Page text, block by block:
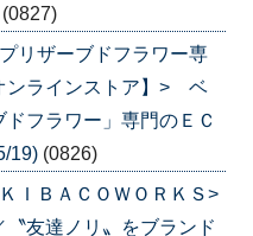
(0827)
リザーブドフラワー専
ンラインストア】> ベ
フラワー」専門のＥＣ
19) (0826)
ＩＢＡＣＯＷＯＲＫＳ>
友達ノリ〟をブランド